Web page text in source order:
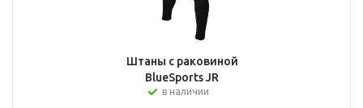
Штаны с раковиной
BlueSports JR
в наличии